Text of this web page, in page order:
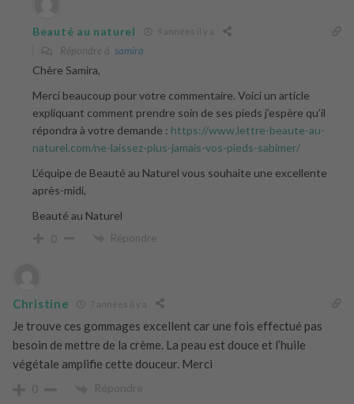
Beauté au naturel 9 années il y a
Répondre à samira
Chère Samira,
Merci beaucoup pour votre commentaire. Voici un article
expliquant comment prendre soin de ses pieds j’espère qu’il
répondra à votre demande : https://www.lettre-beaute-au-
naturel.com/ne-laissez-plus-jamais-vos-pieds-sabimer/
L’équipe de Beauté au Naturel vous souhaite une excellente
après-midi,
Beauté au Naturel
0 Répondre
Christine 7 années il y a
Je trouve ces gommages excellent car une fois effectué pas
besoin de mettre de la crème. La peau est douce et l’huile
végétale amplifie cette douceur. Merci
0 Répondre